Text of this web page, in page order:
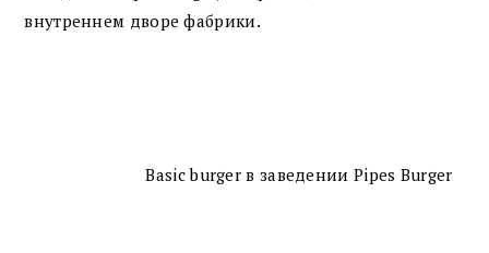
внутреннем дворе фабрики.
Basic burger в заведении Pipes Burger